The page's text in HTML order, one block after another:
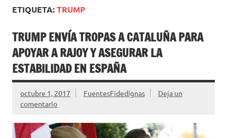
ETIQUETA:TRUMP
TRUMP ENVÍA TROPAS A CATALUÑA PARA
APOYAR A RAJOY Y ASEGURAR LA
ESTABILIDAD EN ESPAÑA
octubre 1, 2017 FuentesFidedignas
Deja un
comentario